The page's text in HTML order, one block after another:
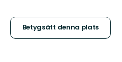
stjärnor
Betygsätt denna plats